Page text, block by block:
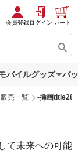
会員登録ログイン カート
バイルグッズ バ
売一覧 -挿画title28.
て未来への可能